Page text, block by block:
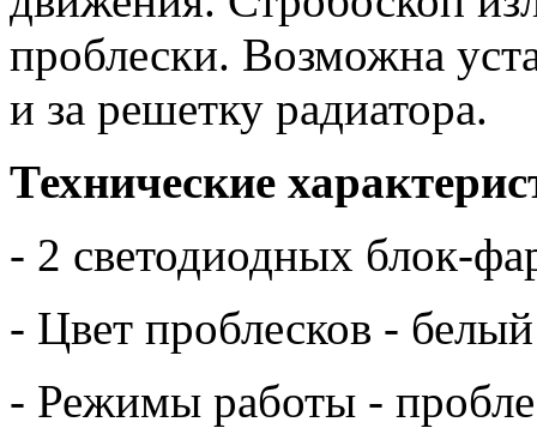
проблески. Возможна
и за решетку радиатора.
Технические
- 2 светодиодных блок-
- Цвет проблесков - белый
- Режимы работы -